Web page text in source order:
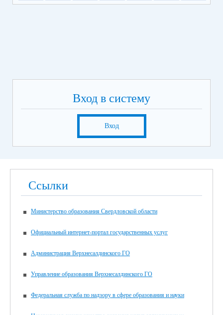
Вход в систему
Вход
Ссылки
Министерство образования Свердловской области
Официальный интернет-портал государственных услуг
Администрация Верхнесалдинского ГО
Управление образования Верхнесалдинского ГО
Федеральная служба по надзору в сфере образования и науки